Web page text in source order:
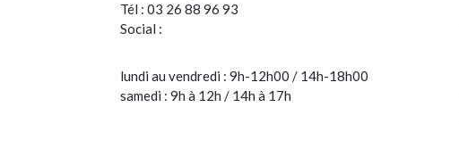
Tél : 03 26 88 96 93
Social :
lundi au vendredi : 9h-12h00 / 14h-18h00
samedi : 9h à 12h / 14h à 17h